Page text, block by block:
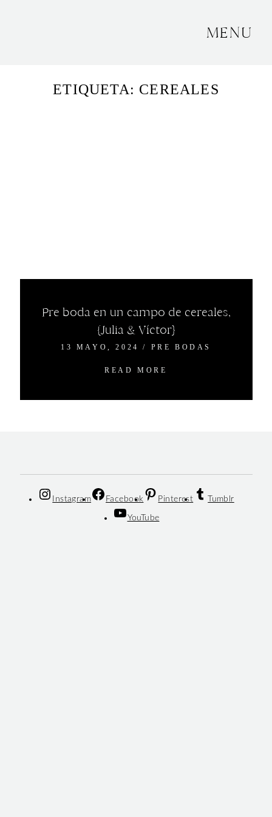
MENU
ETIQUETA: CEREALES
Pre boda en un campo de cereales,
{Julia & Víctor}
13 MAYO, 2024/ PRE BODAS
READ MORE
SOBRE MÍ
Instagram Facebook Pinterest Tumblr
YouTube